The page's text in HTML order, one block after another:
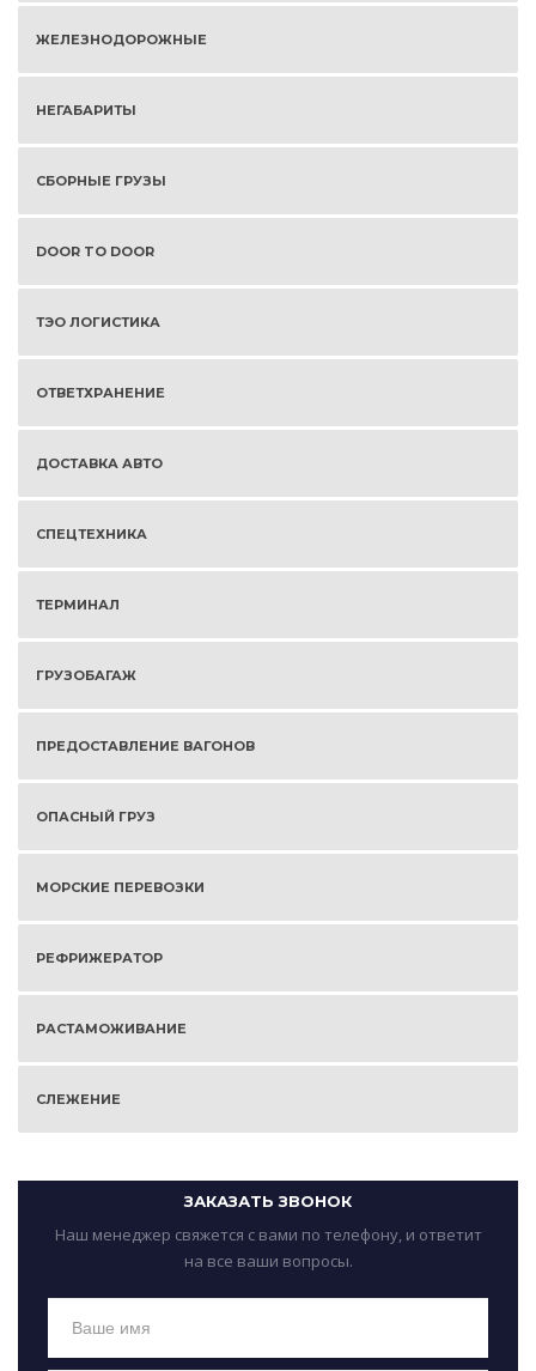
ЖЕЛЕЗНОДОРОЖНЫЕ
НЕГАБАРИТЫ
СБОРНЫЕ ГРУЗЫ
DOOR TO DOOR
ТЭО ЛОГИСТИКА
ОТВЕТХРАНЕНИЕ
ДОСТАВКА АВТО
СПЕЦТЕХНИКА
ТЕРМИНАЛ
ГРУЗОБАГАЖ
ПРЕДОСТАВЛЕНИЕ ВАГОНОВ
ОПАСНЫЙ ГРУЗ
МОРСКИЕ ПЕРЕВОЗКИ
РЕФРИЖЕРАТОР
РАСТАМОЖИВАНИЕ
СЛЕЖЕНИЕ
ЗАКАЗАТЬ ЗВОНОК
Наш менеджер свяжется с вами по телефону, и ответит
на все ваши вопросы.